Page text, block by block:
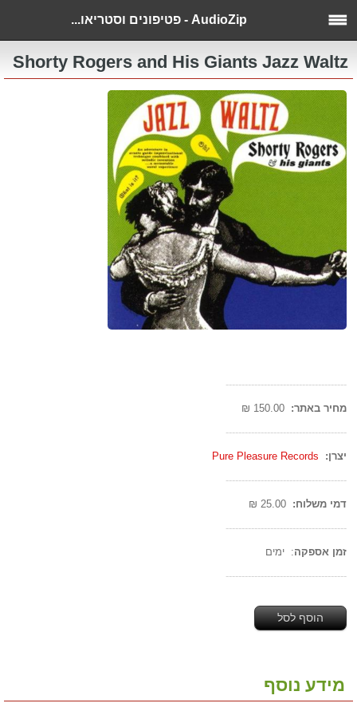
AudioZip - פטיפונים וסטריאו...
--------------------------------------
מחיר באתר:
--------------------------------------
יצרן:
Pure Pleasure Records
--------------------------------------
דמי משלוח:
--------------------------------------
זמן אספקה: ימים
--------------------------------------
הוסף לסל
מידע נוסף